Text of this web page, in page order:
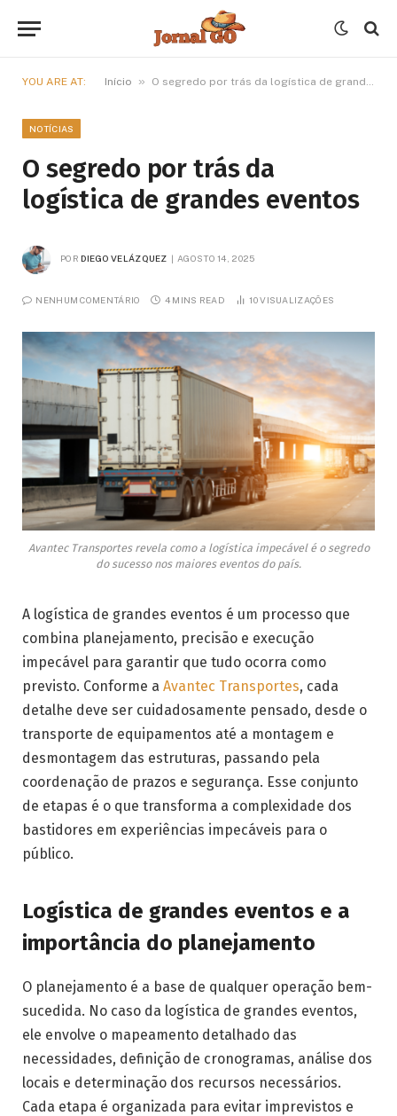
YOU ARE AT: Início » O segredo por trás da logística de grandes eventos
NOTÍCIAS
O segredo por trás da
logística de grandes eventos
POR DIEGO VELÁZQUEZ AGOSTO 14, 2025
NENHUM COMENTÁRIO 4 MINS READ 10VISUALIZAÇÕES
Avantec Transportes revela como a logística impecável é o segredo
do sucesso nos maiores eventos do país.
A logística de grandes eventos é um processo que
combina planejamento, precisão e execução
impecável para garantir que tudo ocorra como
previsto. Conforme a Avantec Transportes, cada
detalhe deve ser cuidadosamente pensado, desde o
transporte de equipamentos até a montagem e
desmontagem das estruturas, passando pela
coordenação de prazos e segurança. Esse conjunto
de etapas é o que transforma a complexidade dos
bastidores em experiências impecáveis para o
público.
Logística de grandes eventos e a
importância do planejamento
O planejamento é a base de qualquer operação bem-
sucedida. No caso da logística de grandes eventos,
ele envolve o mapeamento detalhado das
necessidades, definição de cronogramas, análise dos
locais e determinação dos recursos necessários.
Cada etapa é organizada para evitar imprevistos e